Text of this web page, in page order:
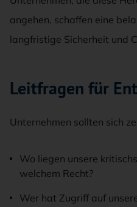
angehen, schaffen eine
langfristige Sicherheit und
Leitfragen für
Unternehmen sollten sich
Wo liegen unsere
welchem Recht?
Wer hat Zugriff auf